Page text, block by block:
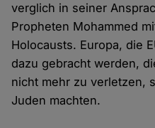
verglich in seiner
Propheten Mohammed
Holocausts. Europa, die
dazu gebracht werden,
nicht mehr zu verletzen,
Juden machten.